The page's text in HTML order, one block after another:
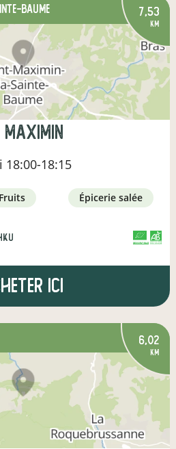
Baume 7,53
km
18:00-18:15
fruits épicerie salée
ici
6,02
km